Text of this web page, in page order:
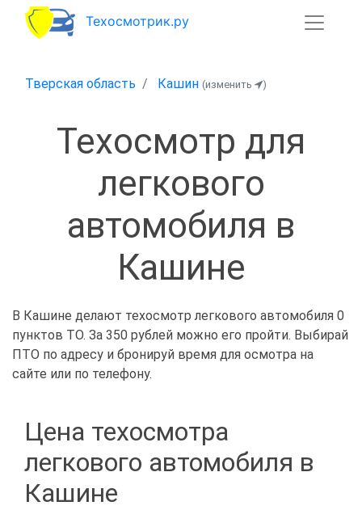
Техосмотрик.ру
Тверская область Кашин (изменить )
Техосмотр для
легкового
автомобиля в
Кашине
В Кашине делают техосмотр легкового автомобиля 0
пунктов ТО. За 350 рублей можно его пройти. Выбирай
ПТО по адресу и бронируй время для осмотра на
сайте или по телефону.
Цена техосмотра
легкового автомобиля в
Кашине